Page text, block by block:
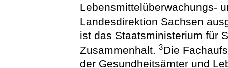
Lebensmittelüberwachungs-
Landesdirektion Sachsen
ist das Staatsministerium für
Zusammenhalt.3Die
der Gesundheitsämter und